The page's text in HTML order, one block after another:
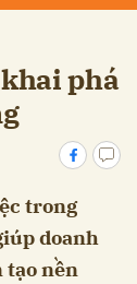
phá
trong
doanh
tạo nền
Hủy